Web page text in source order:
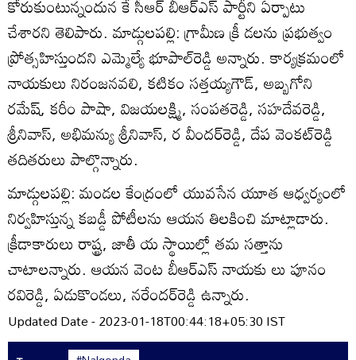
చేశారని తెలిపారు. మాడ్గులపల్లి: గ్రామీణ క్రీ డలను ప్రభుత్వం
ప్రోత్సహిస్తుందని ఎమ్మెల్యే భూపాల్‌రెడ్డి అన్నారు. కార్యక్రమంలో
నాయకులు నిరంజనవలి, కటికం సత్తయ్యగౌడ్‌, అబ్బగోని
రమేష్‌, కరీం పాషా, విజయలక్ష్మి, సంపతరెడ్డి, సహదేవరెడ్డి,
శ్రీనివాస్‌, అభిమన్యు శ్రీనివాస్‌, ర వీందర్‌రెడ్డి, దేప వెంకట్‌రెడ్డి
తదితరులు పాల్గొన్నారు.
మాడ్గులపల్లి: మండల కేంద్రంలో యువసేన యూత ఆధ్వర్యంలో
నిర్వహిస్తున్న కబడ్డీ పోటీలను ఆయన తిలకించి మాట్లాడారు.
క్రీడాకారులు రాష్ట్ర, జాతీ య స్థాయిల్లో తమ సత్తాను
చాటాలన్నారు. ఆయన వెంట బీఆర్‌ఎస్‌ నాయకు లు పూనం
రవిరెడ్డి, ఏడుకొండలు, నరేందర్‌రెడ్డి ఉన్నారు.
Updated Date - 2023-01-18T00:44:18+05:30 IST